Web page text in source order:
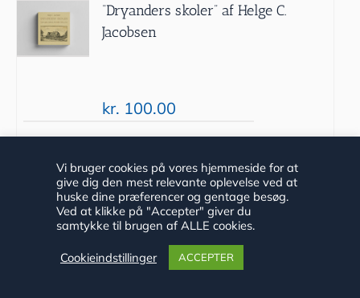
“Dryanders skoler” af Helge C.
Jacobsen
kr. 100.00
Tilføj til
kurv
Detaljer
Vi bruger cookies på vores hjemmeside for at
give dig den mest relevante oplevelse ved at
huske dine præferencer og gentage besøg.
Ved at klikke på "Accepter" giver du
samtykke til brugen af ALLE cookies.
Cookieindstillinger ACCEPTER